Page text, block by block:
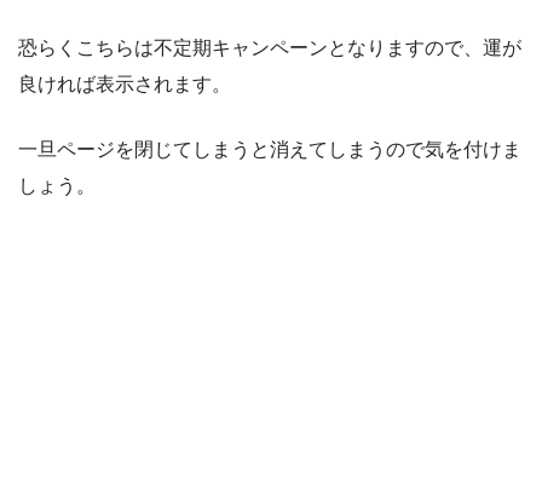
恐らくこちらは不定期キャンペーンとなりますので、運が
良ければ表示されます。
一旦ページを閉じてしまうと消えてしまうので気を付けま
しょう。